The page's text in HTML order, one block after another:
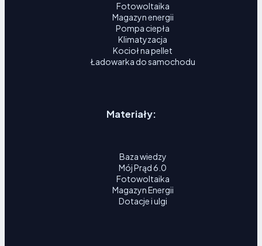
Fotowoltaika
Magazyn energii
Pompa ciepła
Klimatyzacja
Kocioł na pellet
Ładowarka do samochodu
Materiały:
Baza wiedzy
Mój Prąd 6.0
Fotowoltaika
Magazyn Energii
Dotacje i ulgi